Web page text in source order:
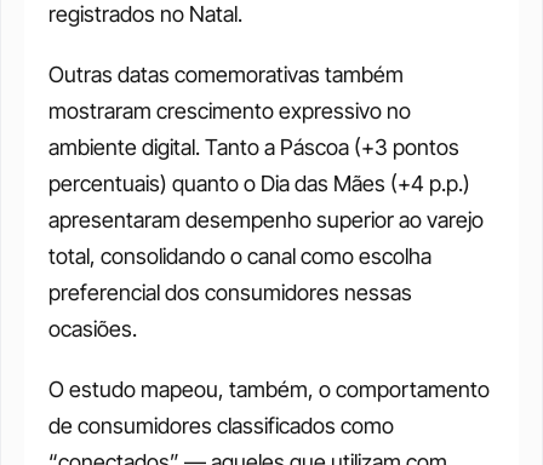
registrados no Natal.
Outras datas comemorativas também
mostraram crescimento expressivo no
ambiente digital. Tanto a Páscoa (+3 pontos
percentuais) quanto o Dia das Mães (+4 p.p.)
apresentaram desempenho superior ao varejo
total, consolidando o canal como escolha
preferencial dos consumidores nessas
ocasiões.
O estudo mapeou, também, o comportamento
de consumidores classificados como